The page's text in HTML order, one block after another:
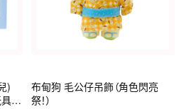
)
布甸狗 毛公仔吊飾（角色閃亮
祭！）